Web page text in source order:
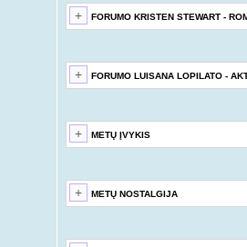
FORUMO KRISTEN STEWART -
FORUMO LUISANA LOPILATO -
METŲ ĮVYKIS
METŲ NOSTALGIJA